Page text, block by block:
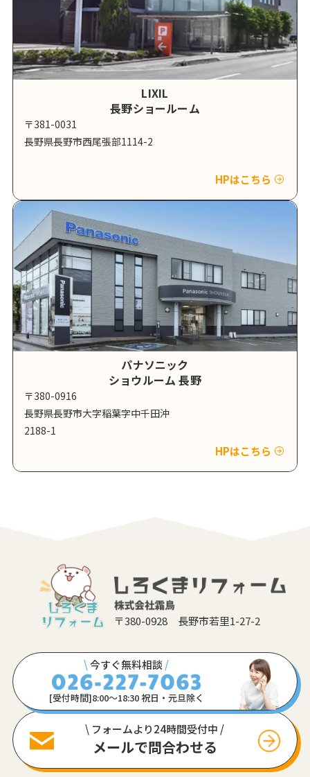
LIXIL
長野ショールーム
〒381-0031
長野県長野市西尾張部1114-2
HPはこちら
パナソニック
ショウルーム 長野
〒380-0916
長野県長野市大字稲葉字中千田沖
2188-1
HPはこちら
〒380-0928 長野市若里1-27-2
\今すぐ無料相談/
[受付時間]8:00〜18:30 祝日・元旦除く
\ フォームより24時間受付中 /
メールで問合わせる